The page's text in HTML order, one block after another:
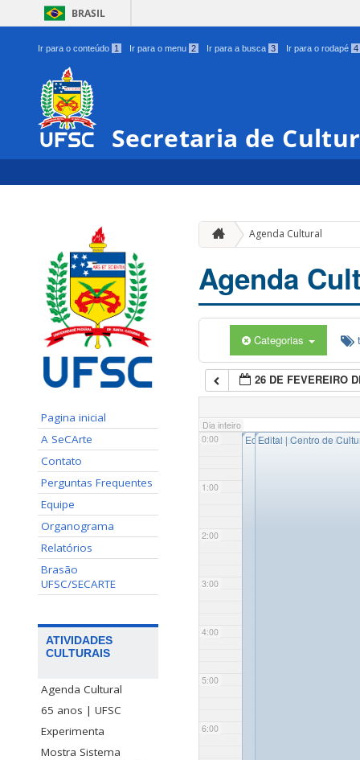
BRASIL
Ir para o conteúdo 1 Ir para o menu 2 Ir para a busca 3 Ir para o rodapé 4
Secretaria de
Pagina inicial
A SeCArte
Contato
Perguntas Frequentes
Equipe
Organograma
Relatórios
Brasão
UFSC/SECARTE
ATIVIDADES
CULTURAIS
Agenda Cultural
65 anos | UFSC
Experimenta
Mostra Sistema
Agenda Cultural
Agenda
Categorias
26 DE FEVEREIRO
Dia inteiro
0:00
1:00
2:00
3:00
4:00
5:00
6:00
◤Edital Bolsa Cultura 2024
◤Edital | Centro de